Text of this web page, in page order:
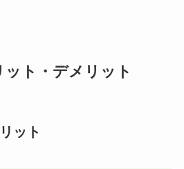
ト・デメリット
ット